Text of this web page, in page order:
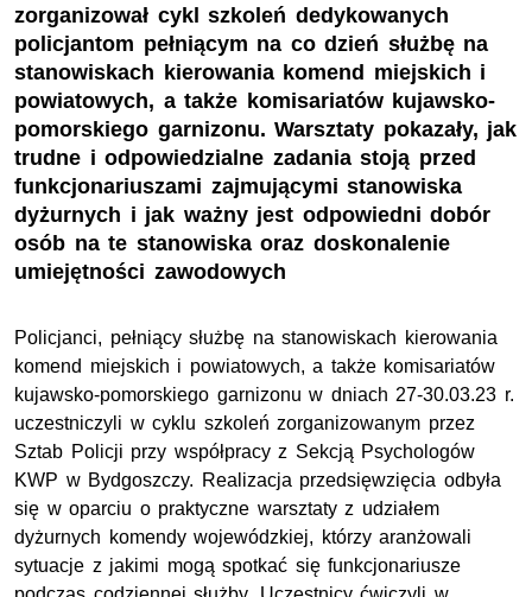
zorganizował cykl szkoleń dedykowanych
policjantom pełniącym na co dzień służbę na
stanowiskach kierowania komend miejskich i
powiatowych, a także komisariatów kujawsko-
pomorskiego garnizonu. Warsztaty pokazały, jak
trudne i odpowiedzialne zadania stoją przed
funkcjonariuszami zajmującymi stanowiska
dyżurnych i jak ważny jest odpowiedni dobór
osób na te stanowiska oraz doskonalenie
umiejętności zawodowych
Policjanci, pełniący służbę na stanowiskach kierowania
komend miejskich i powiatowych, a także komisariatów
kujawsko-pomorskiego garnizonu w dniach 27-30.03.23 r.
uczestniczyli w cyklu szkoleń zorganizowanym przez
Sztab Policji przy współpracy z Sekcją Psychologów
KWP w Bydgoszczy. Realizacja przedsięwzięcia odbyła
się w oparciu o praktyczne warsztaty z udziałem
dyżurnych komendy wojewódzkiej, którzy aranżowali
sytuacje z jakimi mogą spotkać się funkcjonariusze